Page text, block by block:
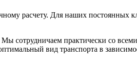
расчету. Для наших постоянных
сотрудничаем практически со
вид транспорта в